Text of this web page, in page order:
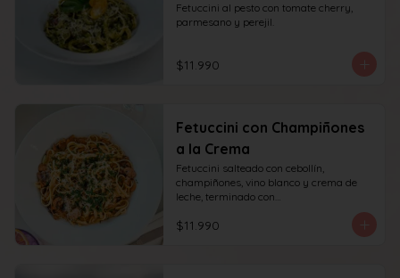
Fetuccini al pesto con tomate cherry,
parmesano y perejil.
$11.990
Fetuccini con Champiñones
a la Crema
Fetuccini salteado con cebollín,
champiñones, vino blanco y crema de
leche, terminado con
$11.990